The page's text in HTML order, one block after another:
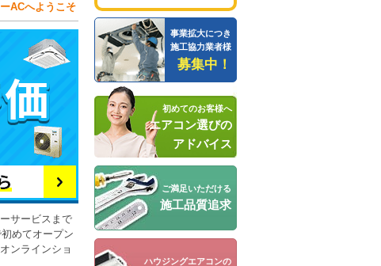
ACへようこそ
サービスまで
めてオープン
ンラインショ
事業拡大につき
施工協力業者様
募集中！
初めてのお客様へ
エアコン選びの
アドバイス
ご満足いただける
施工品質追求
ハウジングエアコンの